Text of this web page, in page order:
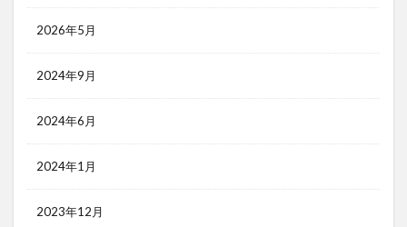
2026年5月
2024年9月
2024年6月
2024年1月
2023年12月